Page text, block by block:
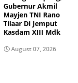
Gubernur Akmil
Mayjen TNI Rano
Tilaar Di Jemput
Kasdam XIII Mdk
August 07, 2026